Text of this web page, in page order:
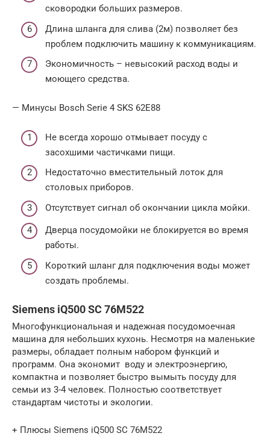
сковородки больших размеров.
Длина шланга для слива (2м) позволяет без
проблем подключить машину к коммуникациям.
Экономичность – невысокий расход воды и
моющего средства.
— Минусы Bosch Serie 4 SKS 62E88
Не всегда хорошо отмывает посуду с
засохшими частичками пищи.
Недостаточно вместительный лоток для
столовых приборов.
Отсутствует сигнал об окончании цикла мойки.
Дверца посудомойки не блокируется во время
работы.
Короткий шланг для подключения воды может
создать проблемы.
Siemens iQ500 SC 76M522
Многофункциональная и надежная посудомоечная
машина для небольших кухонь. Несмотря на маленькие
размеры, обладает полным набором функций и
программ. Она экономит воду и электроэнергию,
компактна и позволяет быстро вымыть посуду для
семьи из 3-4 человек. Полностью соответствует
стандартам чистоты и экологии.
+ Плюсы Siemens iQ500 SC 76M522